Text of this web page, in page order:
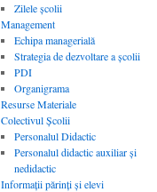
Zilele școlii
Management
Echipa managerială
Strategia de dezvoltare a școlii
PDI
Organigrama
Resurse Materiale
Colectivul Școlii
Personalul Didactic
Personalul didactic auxiliar și
nedidactic
Informații părinți și elevi